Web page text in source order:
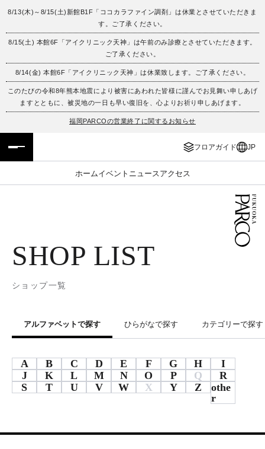
8/13(木)～8/15(土)新館B1F「ココカラファイン調剤」は休業とさせていただきま
す。ご了承ください。
8/15(土) 本館6F「アイクリニック天神」は午前のみ診療とさせていただきます。
ご了承ください。
8/14(金) 本館6F「アイクリニック天神」は休業致します。ご了承ください。
このたびの令和8年熊本地震により被害にあわれた皆様に謹んでお見舞い申しあげ
ますとともに、被災地の一日も早い復旧を、心よりお祈り申しあげます。
福岡PARCOの営業終了に関するお知らせ
フロアガイド JP
ホームイベント ニュース アクセス
フロアガイド
施設案内・アクセス
イベント・ポップアップ
レストラン・カフェ
JP
ENGLISH
繁体字
簡体字
ภาษาไทย
SHOP LIST
ショップ一覧
アルファベットで探す ひらがなで探す カテゴリーで探す
A B C D E F G H
I
J
K L M N O P Q
R
S
T U V W X Y Z
othe
r